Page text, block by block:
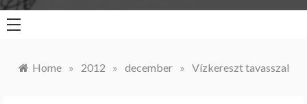
Home » 2012 » december » Vízkereszt tavasszal